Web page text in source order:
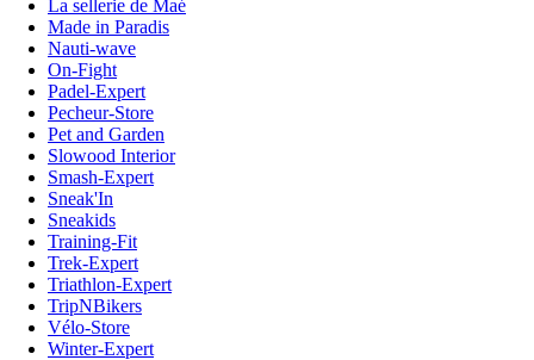
La sellerie de Maé
Made in Paradis
Nauti-wave
On-Fight
Padel-Expert
Pecheur-Store
Pet and Garden
Slowood Interior
Smash-Expert
Sneak'In
Sneakids
Training-Fit
Trek-Expert
Triathlon-Expert
TripNBikers
Vélo-Store
Winter-Expert